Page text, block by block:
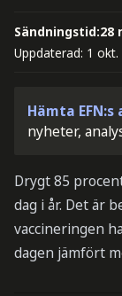
Sändningstid:28
Uppdaterad: 1 okt.
Hämta
nyheter,
Drygt 85
dag i år. Det är
vaccineringen
dagen jämfört